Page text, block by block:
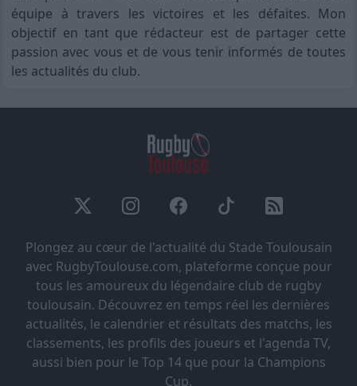
équipe à travers les victoires et les défaites. Mon
objectif en tant que rédacteur est de partager cette
passion avec vous et de vous tenir informés de toutes
les actualités du club.
Plongez au cœur de l'actualité du Stade Toulousain
avec RugbyToulouse.com, plateforme conçue pour
tous les amoureux du légendaire club de rugby
toulousain. Découvrez en temps réel les dernières
actualités, le calendrier et résultats des matchs, les
classements, les profils des joueurs et l'agenda TV,
aussi bien pour le Top 14 que pour la Champions
Cup.